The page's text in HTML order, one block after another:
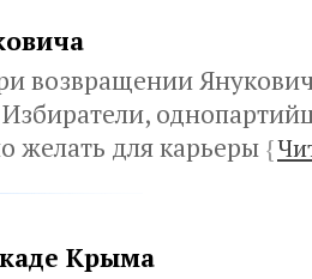
возвращении
желать для карьеры {
Крыма